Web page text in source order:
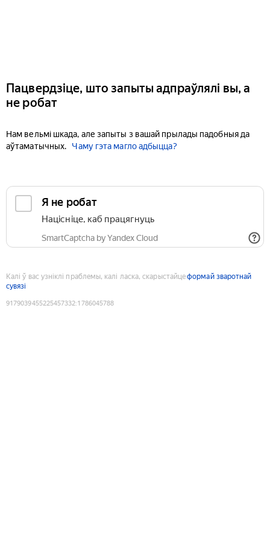
Пацвердзіце, што запыты адпраўлялі вы, а
не робат
Нам вельмі шкада, але запыты з вашай прылады падобныя да
аўтаматычных.
Чаму гэта магло адбыцца?
Я не робат
Націсніце, каб працягнуць
SmartCaptcha by Yandex Cloud
Калі ў вас узніклі праблемы, калі ласка, скарыстайцеформай зваротнай
сувязі
9179039455225457332:1786045788